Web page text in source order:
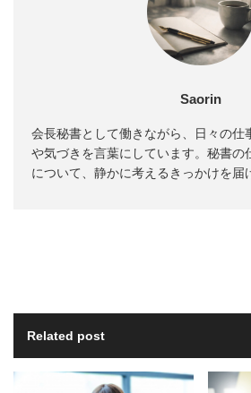
Saorin
会長秘書として働きながら、日々の仕
や気づきを言葉にしています。秘書の
について、静かに考えるきっかけを届
Related post